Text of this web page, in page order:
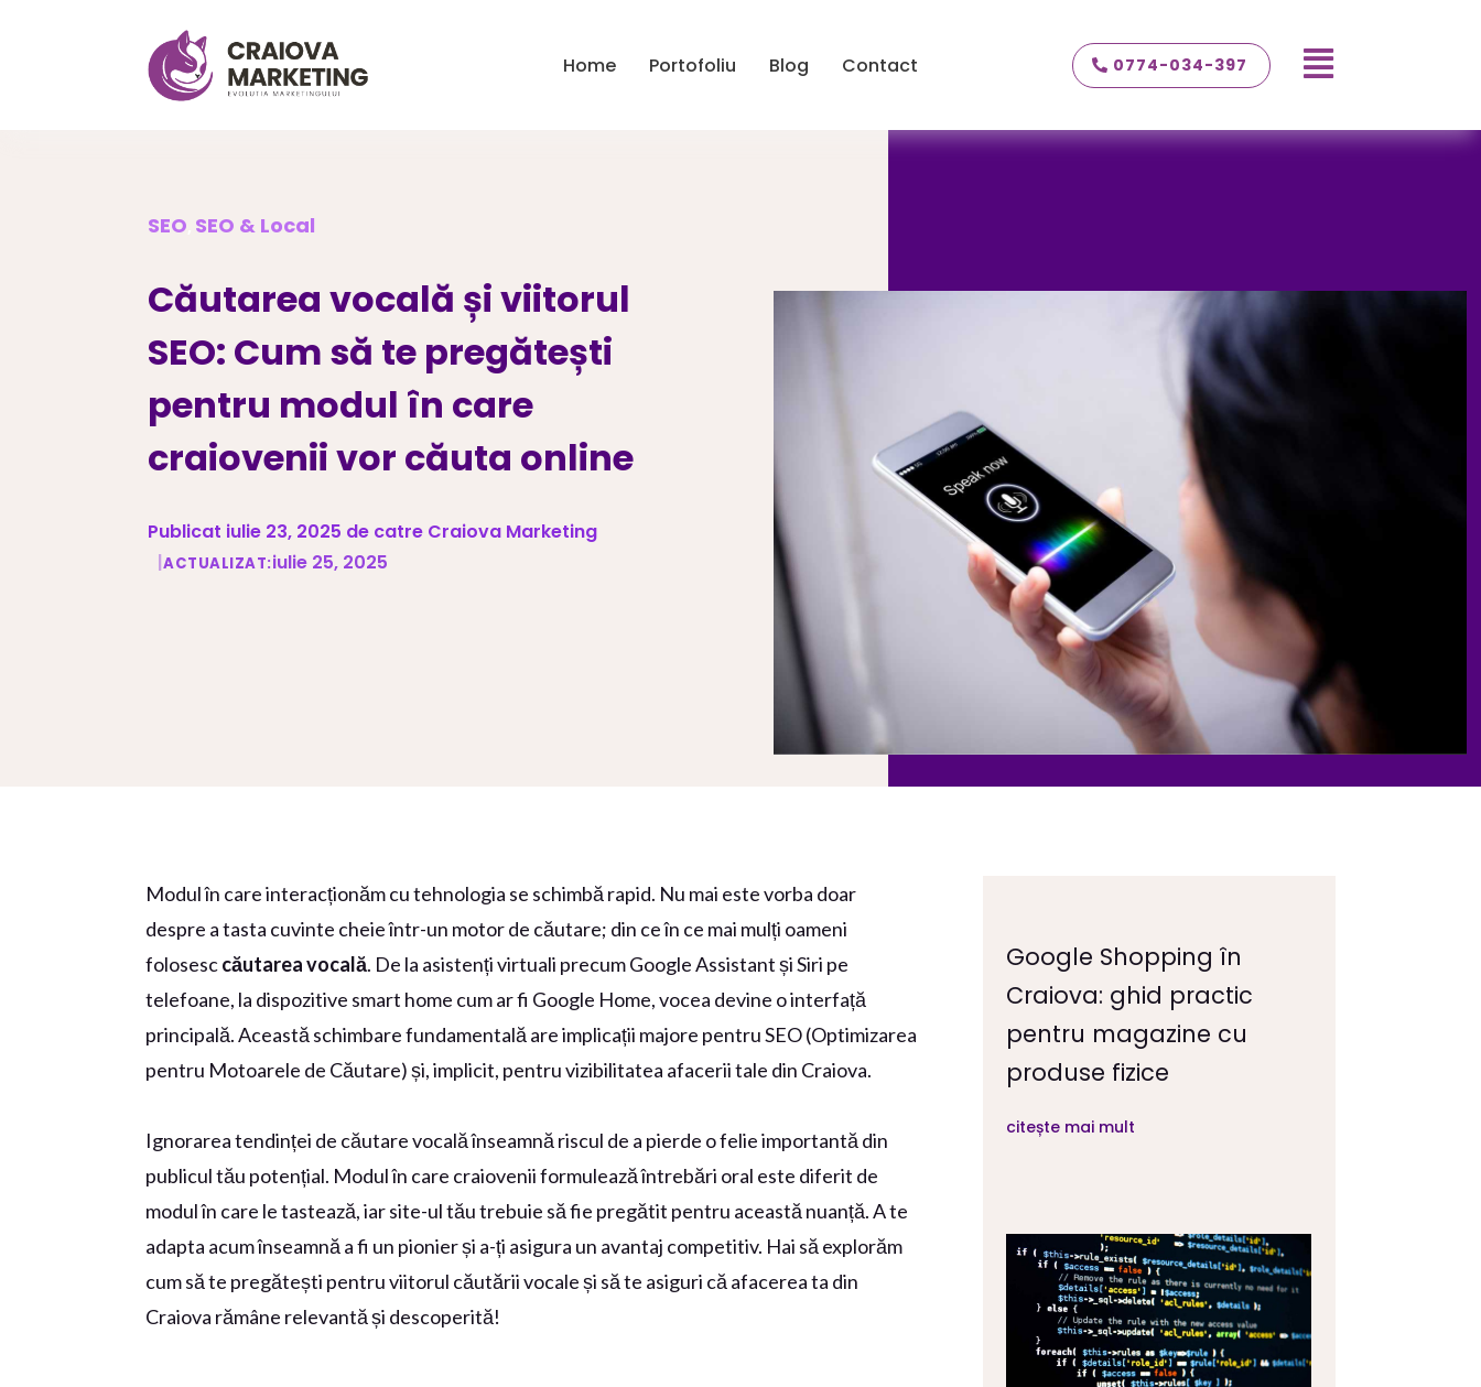
Home Portofoliu Blog Contact 0774-034-397 
SEO SEO & Local
Căutarea vocală și viitorul
SEO: Cum să te pregătești
pentru modul în care
craiovenii vor căuta online
Publicat iulie 23, 2025 de catre Craiova Marketing
|ACTUALIZAT:iulie 25, 2025
Modul în care interacționăm cu tehnologia se schimbă rapid. Nu mai este vorba doar
despre a tasta cuvinte cheie într-un motor de căutare; din ce în ce mai mulți oameni
folosesccăutarea vocală. De la asistenți virtuali precum Google Assistant și Siri pe
telefoane, la dispozitive smart home cum ar fi Google Home, vocea devine o interfață
principală. Această schimbare fundamentală are implicații majore pentru SEO (Optimizarea
pentru Motoarele de Căutare) și, implicit, pentru vizibilitatea afacerii tale din Craiova.
Ignorarea tendinței de căutare vocală înseamnă riscul de a pierde o felie importantă din
publicul tău potențial. Modul în care craiovenii formulează întrebări oral este diferit de
modul în care le tastează, iar site-ul tău trebuie să fie pregătit pentru această nuanță. A te
adapta acum înseamnă a fi un pionier și a-ți asigura un avantaj competitiv. Hai să explorăm
cum să te pregătești pentru viitorul căutării vocale și să te asiguri că afacerea ta din
Craiova rămâne relevantă și descoperită!
Google Shopping în
Craiova: ghid practic
pentru magazine cu
produse fizice
citește mai mult